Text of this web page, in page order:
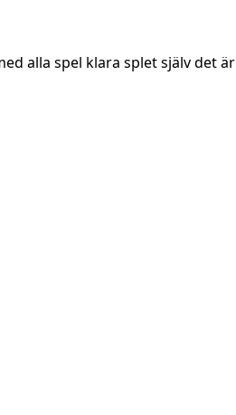
alla spel klara splet själv det är